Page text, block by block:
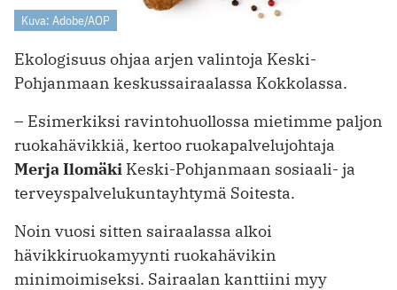
Kuva: Adobe/AOP
Ekologisuus ohjaa arjen valintoja Keski-
Pohjanmaan keskussairaalassa Kokkolassa.
– Esimerkiksi ravintohuollossa mietimme paljon
ruokahävikkiä, kertoo ruokapalvelujohtaja
Merja Ilomäki Keski-Pohjanmaan sosiaali- ja
terveyspalvelukuntayhtymä Soitesta.
Noin vuosi sitten sairaalassa alkoi
hävikkiruokamyynti ruokahävikin
minimoimiseksi. Sairaalan kanttiini myy